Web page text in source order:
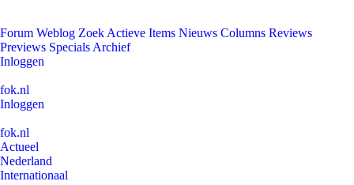
Forum Weblog Zoek Actieve Items Nieuws Columns Reviews
Previews Specials Archief
Inloggen
fok.nl
Inloggen
fok.nl
Actueel
Nederland
Internationaal